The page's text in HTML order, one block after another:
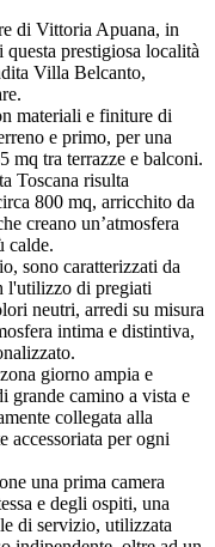
di Vittoria Apuana, in
prestigiosa località
Villa Belcanto,
materiali e finiture di
e primo, per una
mq tra terrazze e balconi.
Toscana risulta
800 mq, arricchito da
creano un’atmosfera
calde.
sono caratterizzati da
l'utilizzo di pregiati
neutri, arredi su misura
intima e distintiva,
giorno ampia e
grande camino a vista e
collegata alla
accessoriata per ogni
una prima camera
e degli ospiti, una
di servizio, utilizzata